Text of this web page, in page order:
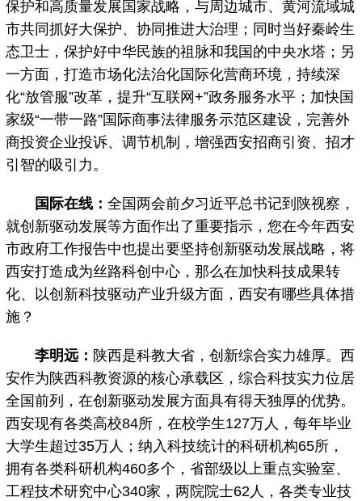
保护和高质量发展国家战略，与周边城市、黄河流域城
市共同抓好大保护、协同推进大治理；同时当好秦岭生
态卫士，保护好中华民族的祖脉和我国的中央水塔；另
一方面，打造市场化法治化国际化营商环境，持续深
化“放管服”改革，提升“互联网+”政务服务水平；加快国
家级“一带一路”国际商事法律服务示范区建设，完善外
商投资企业投诉、调节机制，增强西安招商引资、招才
引智的吸引力。
国际在线：全国两会前夕习近平总书记到陕视察，
就创新驱动发展等方面作出了重要指示，您在今年西安
市政府工作报告中也提出要坚持创新驱动发展战略，将
西安打造成为丝路科创中心，那么在加快科技成果转
化、以创新科技驱动产业升级方面，西安有哪些具体措
施？
李明远： 陕西是科教大省，创新综合实力雄厚。西
安作为陕西科教资源的核心承载区，综合科技实力位居
全国前列，在创新驱动发展方面具有得天独厚的优势。
西安现有各类高校84所，在校学生127万人，每年毕业
大学生超过35万人；纳入科技统计的科研机构65所，
拥有各类科研机构460多个，省部级以上重点实验室、
工程技术研究中心340家，两院院士62人，各类专业技